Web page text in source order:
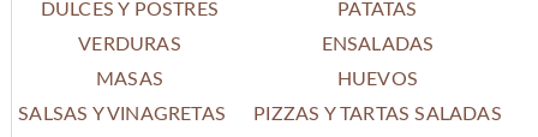
DULCES Y POSTRES
PATATAS
VERDURAS
ENSALADAS
MASAS
HUEVOS
SALSAS Y VINAGRETAS
PIZZAS Y TARTAS SALADAS